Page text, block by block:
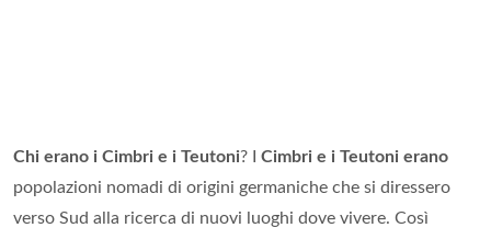
Chi erano i Cimbri e i Teutoni? I Cimbri e i Teutoni erano
popolazioni nomadi di origini germaniche che si diressero
verso Sud alla ricerca di nuovi luoghi dove vivere. Così